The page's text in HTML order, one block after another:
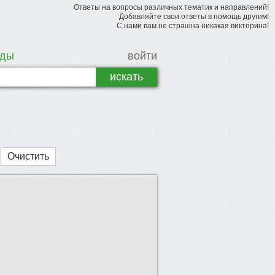
Ответы на вопросы различных тематик и направлений!
Добавляйте свои ответы в помощь другим!
С нами вам не страшна никакая викторина!
войти
Очистить